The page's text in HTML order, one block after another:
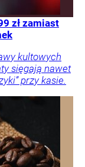
zł zamiast
kultowych
sięgają nawet
przy kasie.